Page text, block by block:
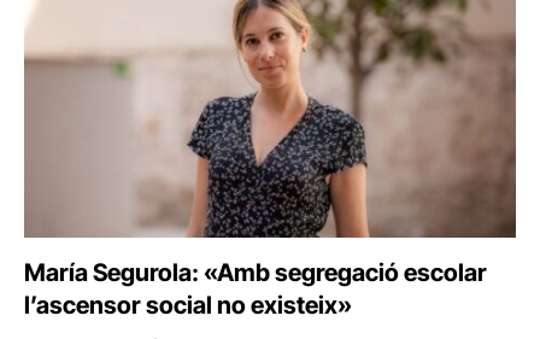
María Segurola: «Amb segregació escolar
l’ascensor social no existeix»